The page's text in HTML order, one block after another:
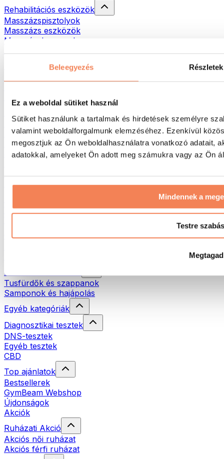
Beleegyezés Részletek
Ez a weboldal sütiket használ
Sütiket használunk a tartalmak és hirdetések személyre
valamint weboldalforgalmunk elemzéséhez. Ezenkívül
megosztjuk az Ön weboldalhasználatra vonatkozó adatait,
adatokkal, amelyeket Ön adott meg számukra vagy az Ön
Mindennek a
Testre szabás
Megtagad
Rehabilitációs eszközök
Masszázspisztolyok
Masszázs eszközök
Masszázshengerek
Táskák & hátizsákok
Hátizsákok
Futás
Küzdősportok
Kerékpározás
Jóga és pilates
Úszás
Túrázás
Vörösfény-terápia
Öko háztartás
Natúrkozmetikumok
Tusfürdők és szappanok
Samponok és hajápolás
Egyéb kategóriák
Diagnosztikai tesztek
DNS-tesztek
Egyéb tesztek
CBD
Top ajánlatok
Bestsellerek
GymBeam Webshop
Újdonságok
Akciók
Ruházati Akció
Akciós női ruházat
Akciós férfi ruházat